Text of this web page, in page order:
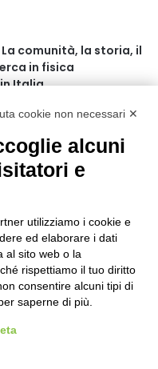
La comunità, la storia, il
in fisica
Italia
turistica
al Rifugio Ciao
Loris Amantea è il
Officer
il secondo weekend di
dell’estate
cookie non necessari ✕
alcuni
e
utilizziamo i cookie e
ed elaborare i dati
al sito web o la
rispettiamo il tuo diritto
consentire alcuni tipi di
saperne di più.